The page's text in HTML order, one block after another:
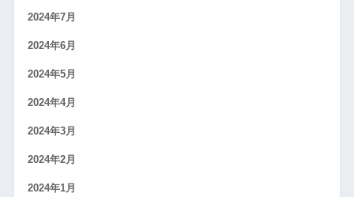
2024年7月
2024年6月
2024年5月
2024年4月
2024年3月
2024年2月
2024年1月